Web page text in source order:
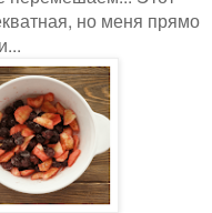
но меня прямо